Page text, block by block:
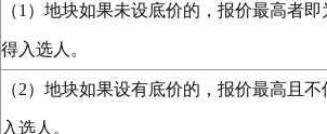
（1）地块如果未设底价的，报价最高者即
得入选人。
（2）地块如果设有底价的，报价最高且
入选人。